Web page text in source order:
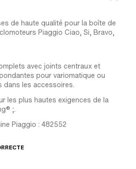
de haute qualité pour la boîte de
Piaggio Ciao, Si, Bravo,
avec joints centraux et
pour variomatique ou
les accessoires.
les plus hautes exigences de la
;.
Piaggio : 482552